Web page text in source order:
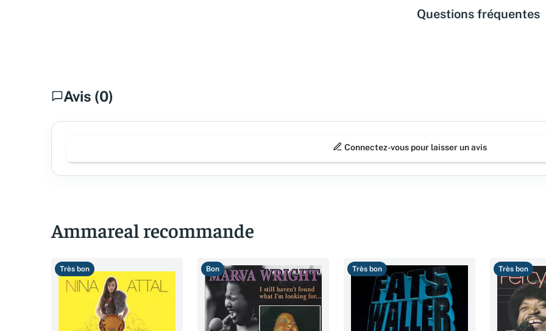
Questions fréquentes
Avis (0)
Connectez-vous pour laisser un avis
Ammareal recommande
Très bon Bon Très bon Très bon